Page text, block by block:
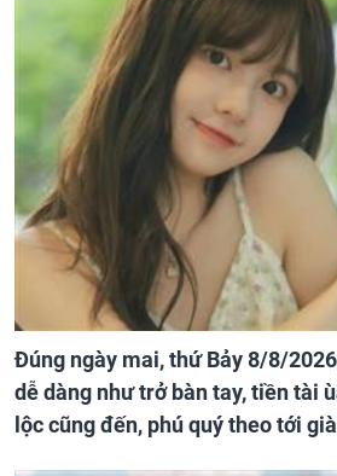
Đúng ngày mai, thứ Bảy 8/8/
dễ dàng như trở bàn tay, tiền tài
lộc cũng đến, phú quý theo tới già